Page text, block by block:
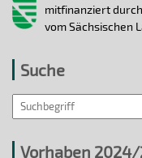
mitfinanziert
vom Sächsischen
Suche
Vorhaben